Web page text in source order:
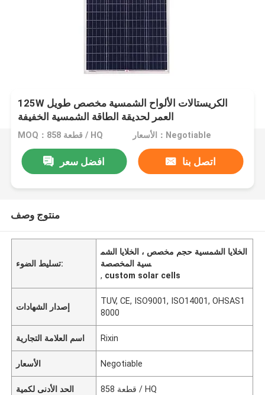
125W الكريستالات الألواح الشمسية مخصص طويل
العمر لحديقة الطاقة الشمسية الخفيفة
MOQ：858 قطعة / HQ الأسعار：Negotiable
افضل سعر اتصل بنا
منتوج وصف
تسليط الضوء:
الخلايا الشمسية حجم مخصص ، الخلايا الشم
سية المخصصة
, custom solar cells
إصدار الشهادات
TUV, CE, ISO9001, ISO14001, OHSAS1
8000
اسم العلامة التجارية Rixin
الأسعار Negotiable
الحد الأدنى لكمية 858 قطعة / HQ